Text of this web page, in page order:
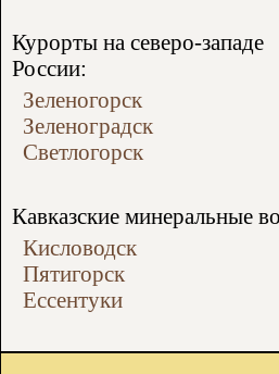
Курорты на северо-западе
России:
Зеленогорск
Зеленоградск
Светлогорск
Кавказские минеральные
Кисловодск
Пятигорск
Ессентуки